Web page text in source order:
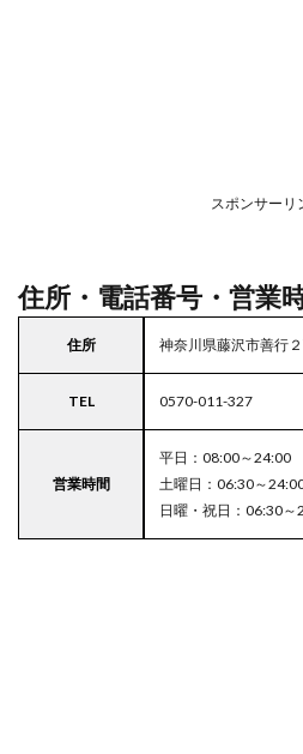
スト
スポンサーリ
住所・電話番号・営業
住所 神奈川県藤沢市善行
TEL 0570-011-327
営業時間
平日：08:00～24:00
土曜日：06:30～
日曜・祝日：06:30～